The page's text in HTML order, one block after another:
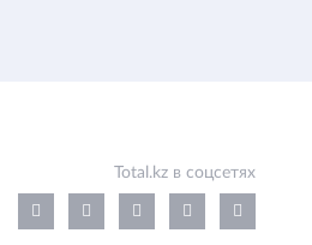
Total.kz в соцсетях